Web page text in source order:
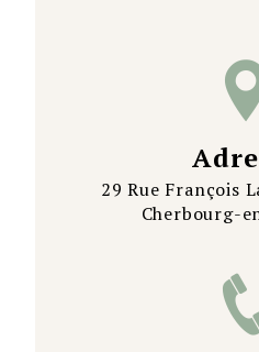
29 Rue François
Cherbourg-